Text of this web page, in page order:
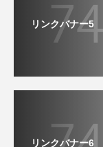
リンクバナー5
リンクバナー6